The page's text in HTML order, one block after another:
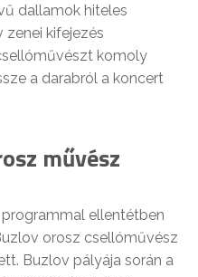
dallamok hiteles
zenei kifejezés
komoly
a darabról a koncert
művész
ellentétben
orosz csellóművész
Buzlov pályája során a